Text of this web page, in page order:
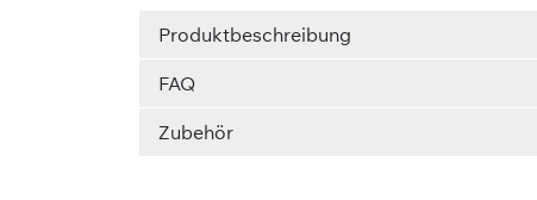
Produktbeschreibung
FAQ
Zubehör